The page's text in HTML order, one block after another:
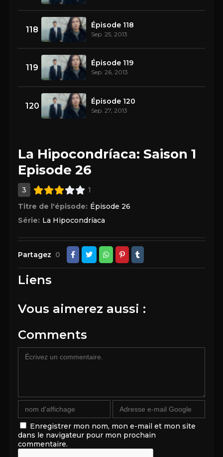
118 Épisode 118
Sep. 25, 2013
119 Épisode 119
Sep. 26, 2013
120 Épisode 120
Sep. 27, 2013
La Hipocondríaca: Saison 1
Episode 26
3
1
Titre de l'épisode: Épisode 26
Série: La Hipocondríaca
Partagez 0
Liens
Vous aimerez aussi :
Comments
Enregistrer mon nom, mon e-mail et mon site
dans le navigateur pour mon prochain
commentaire.